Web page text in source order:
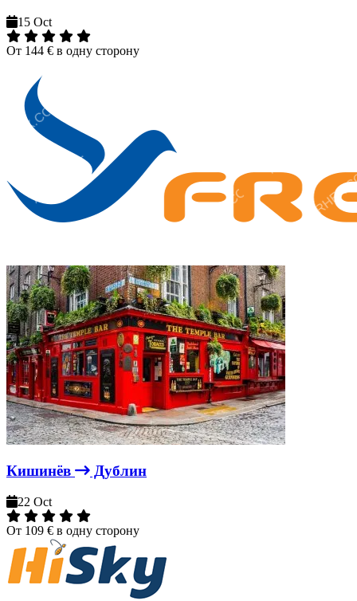
15 Oct
От 144 € в одну сторону
Кишинёв Дублин
22 Oct
От 109 € в одну сторону